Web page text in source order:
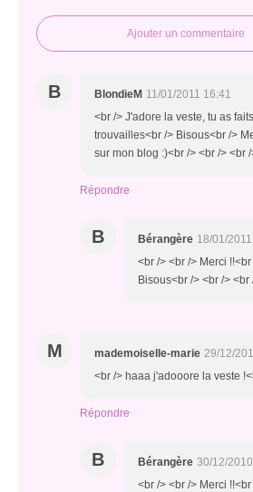
Ajouter un commentaire
B BlondieM 11/01/2011 16:41
<br /> J'adore la veste, tu as
trouvailles<br /> Bisous<br />
sur mon blog :)<br /> <br /> <br /
Répondre
B Bérangère 18/01/
<br /> <br /> Merci
Bisous<br /> <br /> <br
M mademoiselle-marie 29/12/
<br /> haaa j'adooore la veste
Répondre
B Bérangère 30/12/
<br /> <br /> Merci